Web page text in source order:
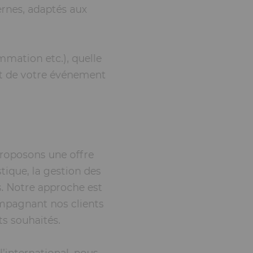
adaptés aux
etc.), quelle
de votre événement
une offre
la gestion des
Notre approche est
nos clients
souhaités.